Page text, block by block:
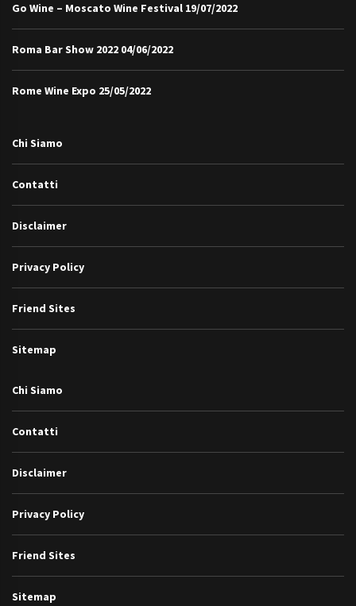
Go Wine – Moscato Wine Festival 19/07/2022
Roma Bar Show 2022 04/06/2022
Rome Wine Expo 25/05/2022
Chi Siamo
Contatti
Disclaimer
Privacy Policy
Friend Sites
Sitemap
Chi Siamo
Contatti
Disclaimer
Privacy Policy
Friend Sites
Sitemap